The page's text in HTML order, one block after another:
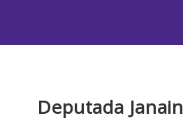
Deputada